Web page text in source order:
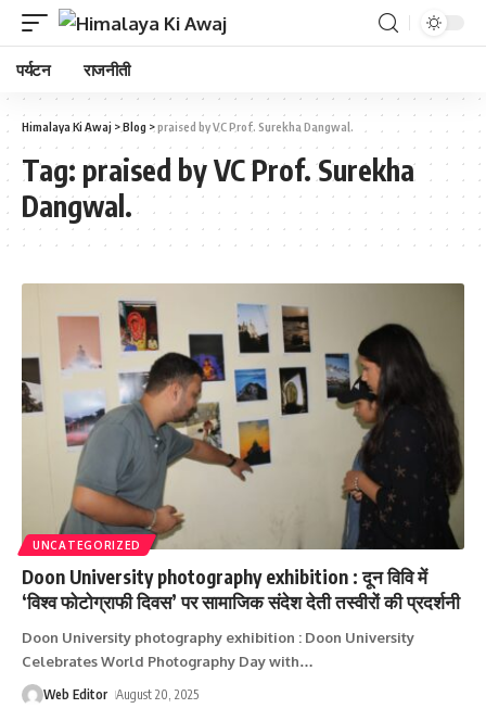
पर्यटन राजनीती
Himalaya Ki Awaj >Blog >praised by VC Prof. Surekha Dangwal.
Tag: praised by VC Prof. Surekha
Dangwal.
UNCATEGORIZED
Doon University photography exhibition : दून विवि में
‘विश्व फोटोग्राफी दिवस’ पर सामाजिक संदेश देती तस्वीरों की प्रदर्शनी
Doon University photography exhibition : Doon University
Celebrates World Photography Day with…
Web Editor August 20, 2025